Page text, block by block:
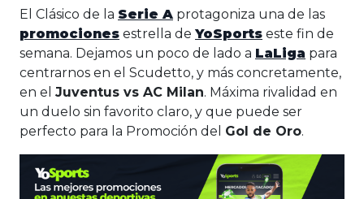
El Clásico de la Serie A protagoniza una de las
promociones estrella de YoSports este fin de
semana. Dejamos un poco de lado a LaLiga para
centrarnos en el Scudetto, y más concretamente,
en el Juventus vs AC Milan. Máxima rivalidad en
un duelo sin favorito claro, y que puede ser
perfecto para la Promoción del Gol de Oro.